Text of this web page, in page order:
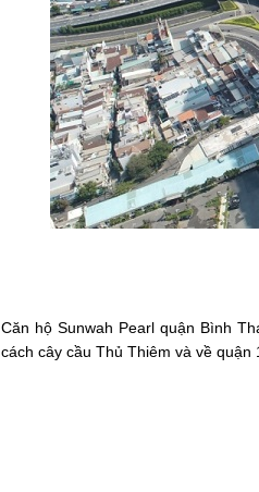
Căn hộ Sunwah Pearl quận Bình
cách cây cầu Thủ Thiêm và về quận